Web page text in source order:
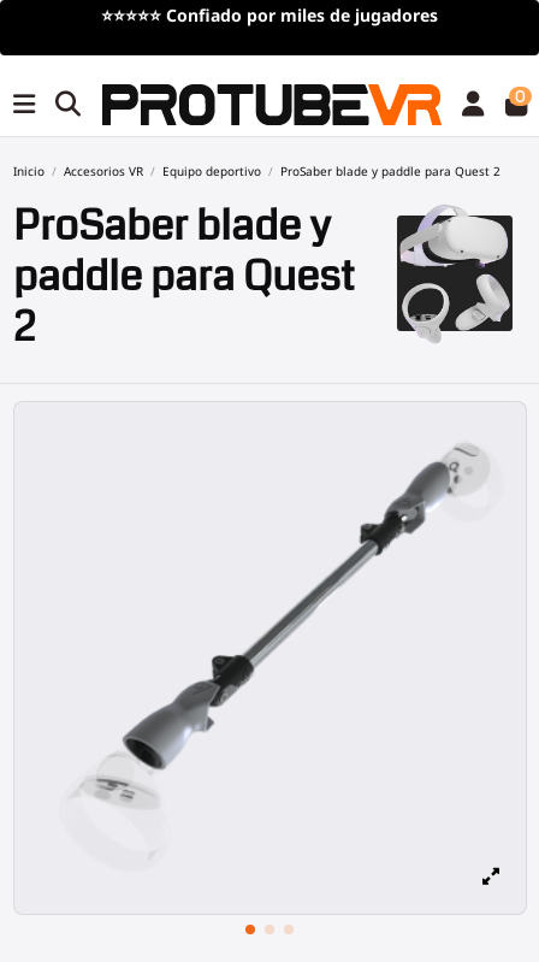
Envíogratisen compras superiores a 100€/
0
Inicio Accesorios VR Equipo deportivo ProSaber blade y paddle para Quest 2
ProSaber blade y
paddle para Quest
2